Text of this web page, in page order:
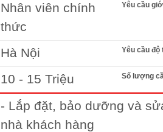
Nhân viên chính
thức
Yêu cầu
Hà Nội Yêu cầu độ
10 - 15 Triệu Số lượng
- Lắp đặt, bảo dưỡng và
nhà khách hàng